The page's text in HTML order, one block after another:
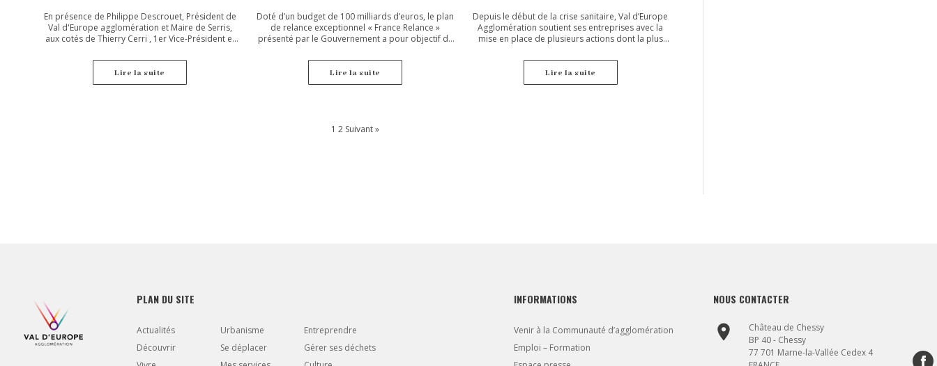
En présence de Philippe Descrouet, Président de
Val d'Europe agglomération et Maire de Serris,
aux cotés de Thierry Cerri , 1er Vice-Président et
Présidente et Maire de Bailly-Romainvilliers.
Lire la suite
Doté d’un budget de 100 milliards d’euros, le plan
de relance exceptionnel « France Relance »
présenté par le Gouvernement a pour objectif de
atténuant au maximum les effets de la récession
pour les entreprises et les salariés. Plusieurs
mesures visant à soutenir l’activité et maintenir
Lire la suite
Depuis le début de la crise sanitaire, Val d’Europe
Agglomération soutient ses entreprises avec la
mise en place de plusieurs actions dont la plus
Lire la suite
1 2 Suivant »
PLAN DU SITE
Actualités
Découvrir
Urbanisme
Se déplacer
Entreprendre
Gérer ses déchets
INFORMATIONS
Venir à la Communauté d’agglomération
Emploi – Formation
NOUS CONTACTER
place
Château de Chessy
BP 40 - Chessy
77 701 Marne-la-Vallée Cedex 4